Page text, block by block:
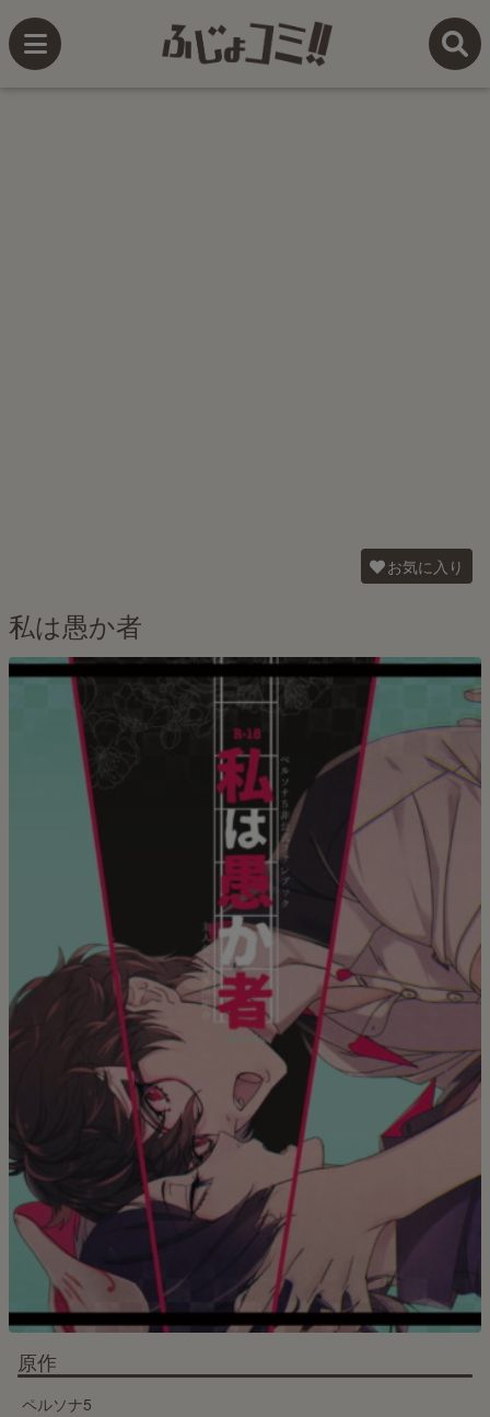
お気に入り
私は愚か者
原作
ペルソナ5